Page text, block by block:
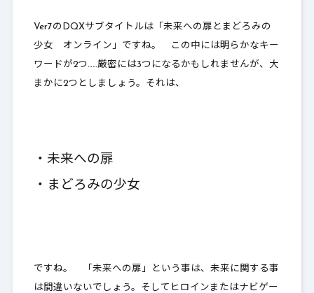
4. Ver3：いにしえの竜の伝承 オンライン
7. Ver6：天星の英雄たち オンライン
8. Ver7：未来への扉とまどろみの少女の予
Ver7のDQXサブタイトルは「未来への扉とまどろみの
少女 オンライン」ですね。 この中には明らかなキー
ワードが2つ……厳密には3つになるかもしれませんが、大
まかに2つとしましょう。それは、
・未来への扉
・まどろみの少女
ですね。 「未来への扉」という事は、未来に関する事
は間違いないでしょう。そしてヒロインまたはナビゲー